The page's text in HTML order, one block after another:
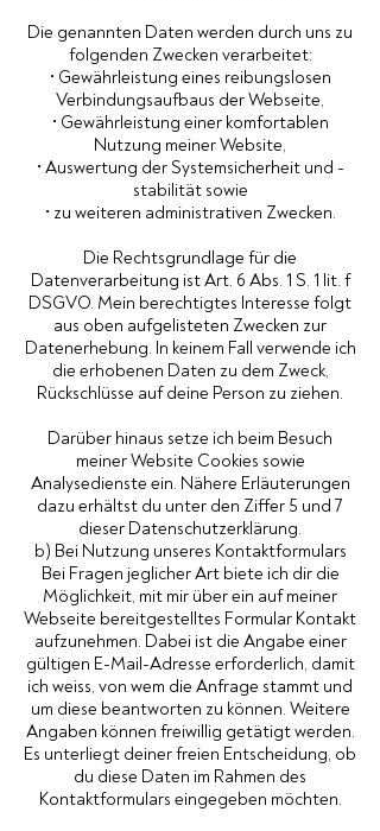
Die genannten Daten werden durch uns zu
folgenden Zwecken verarbeitet:
• Gewährleistung eines reibungslosen
Verbindungsaufbaus der Webseite,
• Gewährleistung einer komfortablen
Nutzung meiner Website,
• Auswertung der Systemsicherheit und -
stabilität sowie
• zu weiteren administrativen Zwecken.
Die Rechtsgrundlage für die
Datenverarbeitung ist Art. 6 Abs. 1 S. 1 lit. f
DSGVO. Mein berechtigtes Interesse folgt
aus oben aufgelisteten Zwecken zur
Datenerhebung. In keinem Fall verwende ich
die erhobenen Daten zu dem Zweck,
Rückschlüsse auf deine Person zu ziehen.
Darüber hinaus setze ich beim Besuch
meiner Website Cookies sowie
Analysedienste ein. Nähere Erläuterungen
dazu erhältst du unter den Ziffer 5 und 7
dieser Datenschutzerklärung.
b) Bei Nutzung unseres Kontaktformulars
Bei Fragen jeglicher Art biete ich dir die
Möglichkeit, mit mir über ein auf meiner
Webseite bereitgestelltes Formular Kontakt
aufzunehmen. Dabei ist die Angabe einer
gültigen E-Mail-Adresse erforderlich, damit
ich weiss, von wem die Anfrage stammt und
um diese beantworten zu können. Weitere
Angaben können freiwillig getätigt werden.
Es unterliegt deiner freien Entscheidung, ob
du diese Daten im Rahmen des
Kontaktformulars eingegeben möchten.